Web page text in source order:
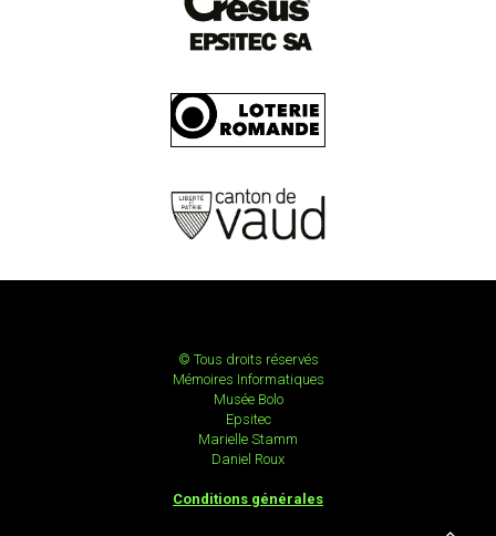
© Tous droits réservés
Mémoires Informatiques
Musée Bolo
Epsitec
Marielle Stamm
Daniel Roux
Conditions générales